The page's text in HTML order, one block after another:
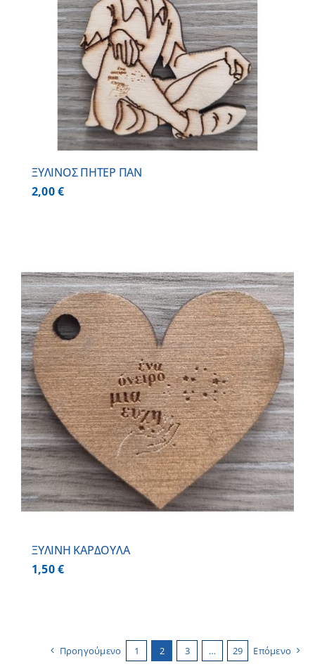
ΞΥΛΙΝΟΣ ΠΗΤΕΡ ΠΑΝ
2,00€
ΞΥΛΙΝΗ ΚΑΡΔΟΥΛΑ
1,50€
Προηγούμενο 1 2 3 … 29 Επόμενο